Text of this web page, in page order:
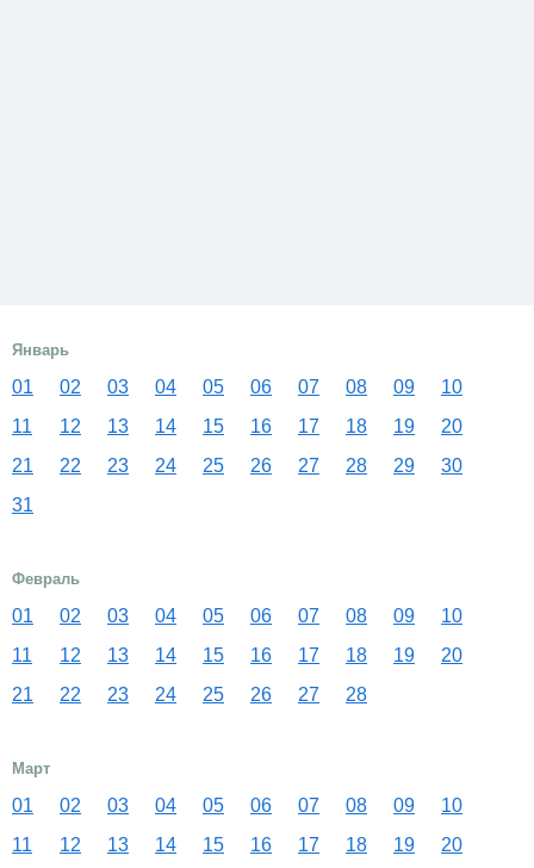
Январь
01 02 03 04 05 06 07 08 09
10
11
12 13 14 15 16 17 18 19
20
21
22 23 24 25 26 27 28 29
30
31
Февраль
01 02 03 04 05 06 07 08 09
10
11
12 13 14 15 16 17 18 19
20
21
22 23 24 25 26 27 28
Март
01 02 03 04 05 06 07 08 09
10
11
12 13 14 15 16 17 18 19
20